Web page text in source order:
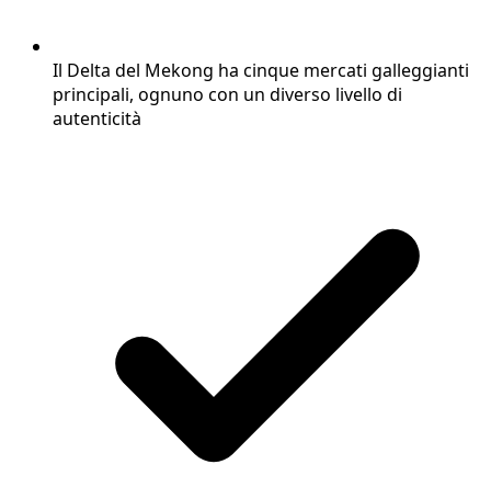
Il Delta del Mekong ha cinque mercati galleggianti
principali, ognuno con un diverso livello di
autenticità